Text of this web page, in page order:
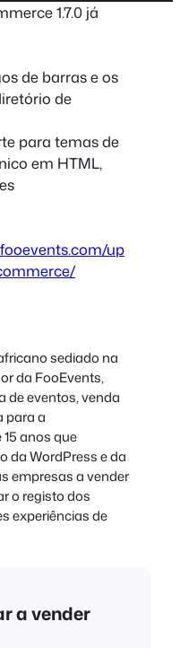
1.7.0 já
de barras e os
de
para temas de
em HTML,
up
sediado na
da FooEvents,
de eventos, venda
para a
anos que
da WordPress e da
empresas a vender
o registo dos
experiências de
a vender